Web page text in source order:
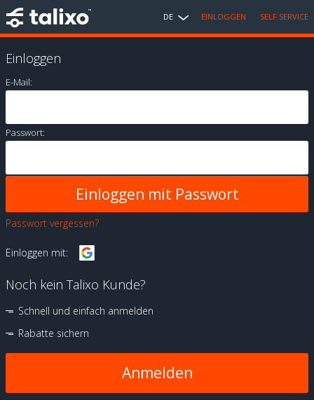
DE EINLOGGEN SELF SERVICE
Einloggen
E-Mail:
Passwort:
Passwort vergessen?
Einloggen mit:
Noch kein Talixo Kunde?
Schnell und einfach anmelden
Rabatte sichern
Anmelden